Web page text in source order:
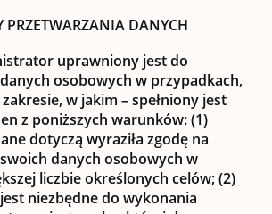
DANYCH
uprawniony jest do
osobowych w przypadkach,
w jakim – spełniony jest
z poniższych warunków: (1)
dotyczą wyraziła zgodę na
danych osobowych w
liczbie określonych celów; (2)
niezbędne do wykonania